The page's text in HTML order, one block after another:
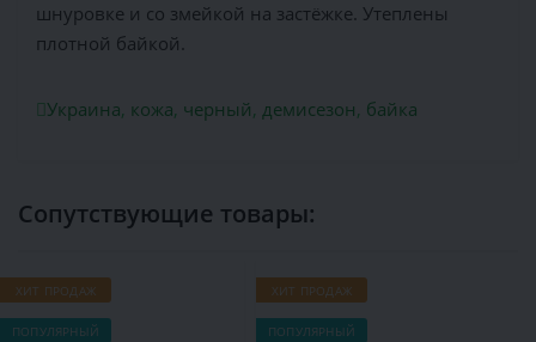
шнуровке и со змейкой на застёжке. Утеплены
плотной байкой.
Украина, кожа, черный, демисезон, байка
Сопутствующие товары:
ХИТ ПРОДАЖ
ПОПУЛЯРНЫЙ
ХИТ ПРОДАЖ
ПОПУЛЯРНЫЙ